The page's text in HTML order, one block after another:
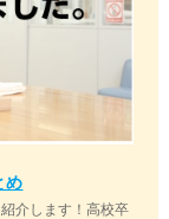
め
介します！高校卒